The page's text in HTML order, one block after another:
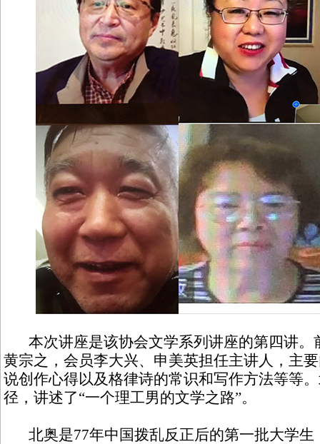
本次讲座是该协会文学系列讲座的第四讲。
黄宗之，会员李大兴、申美英担任主讲人，主
说创作心得以及格律诗的常识和写作方法等等
径，讲述了“一个理工男的文学之路”。
北奥是77年中国拨乱反正后的第一批大学生